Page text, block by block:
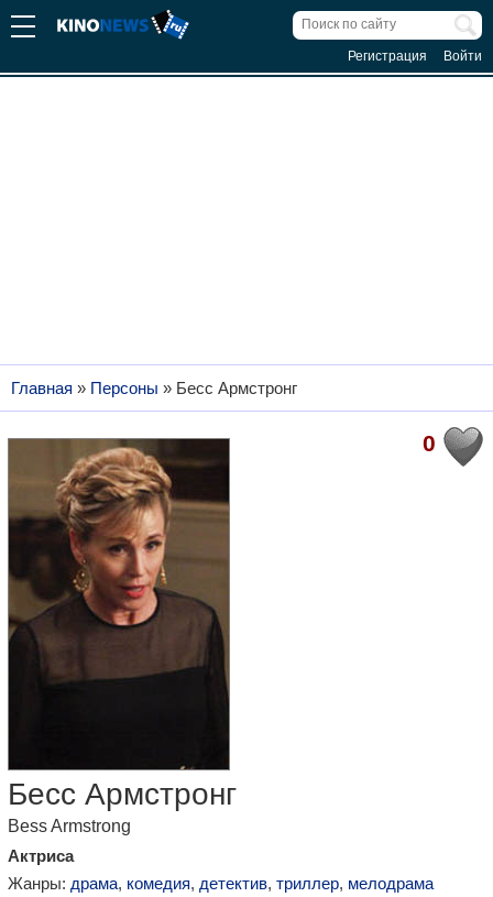
Регистрация Войти
Главная » Персоны » Бесс Армстронг
0
Бесс Армстронг
Bess Armstrong
Актриса
Жанры: драма, комедия, детектив, триллер, мелодрама